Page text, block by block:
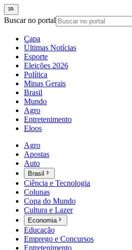
Buscar no portal
Capa
Últimas Notícias
Esporte
Eleições 2026
Política
Minas Gerais
Brasil
Mundo
Agro
Entretenimento
Eloos
Agro
Apostas
Auto
Brasil
Ciência e Tecnologia
Colunas
Copa do Mundo
Cultura e Lazer
Economia
Educação
Emprego e Concursos
Entretenimento